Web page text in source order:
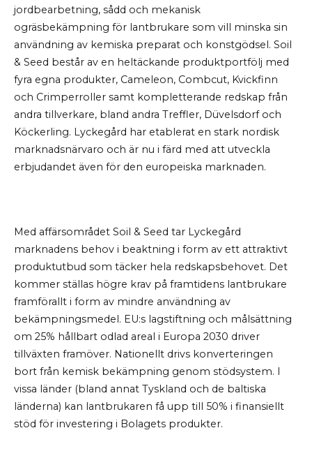
jordbearbetning, sådd och mekanisk
ogräsbekämpning för lantbrukare som vill minska sin
användning av kemiska preparat och konstgödsel. Soil
& Seed består av en heltäckande produktportfölj med
fyra egna produkter, Cameleon, Combcut, Kvickfinn
och Crimperroller samt kompletterande redskap från
andra tillverkare, bland andra Treffler, Düvelsdorf och
Köckerling. Lyckegård har etablerat en stark nordisk
marknadsnärvaro och är nu i färd med att utveckla
erbjudandet även för den europeiska marknaden.
Med affärsområdet Soil & Seed tar Lyckegård
marknadens behov i beaktning i form av ett attraktivt
produktutbud som täcker hela redskapsbehovet. Det
kommer ställas högre krav på framtidens lantbrukare
framförallt i form av mindre användning av
bekämpningsmedel. EU:s lagstiftning och målsättning
om 25% hållbart odlad areal i Europa 2030 driver
tillväxten framöver. Nationellt drivs konverteringen
bort från kemisk bekämpning genom stödsystem. I
vissa länder (bland annat Tyskland och de baltiska
länderna) kan lantbrukaren få upp till 50% i finansiellt
stöd för investering i Bolagets produkter.